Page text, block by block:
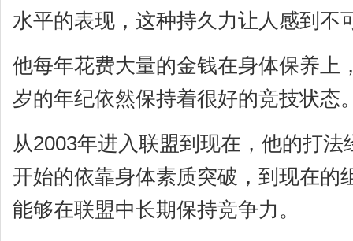
水平的表现，这种持久力让人感到不
他每年花费大量的金钱在身体保养上
岁的年纪依然保持着很好的竞技状态
从2003年进入联盟到现在，他的打
开始的依靠身体素质突破，到现在的
能够在联盟中长期保持竞争力。